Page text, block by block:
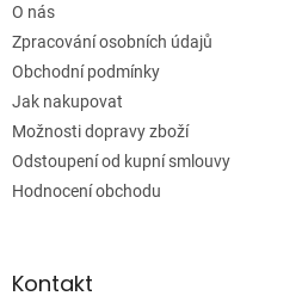
O nás
Zpracování osobních údajů
Obchodní podmínky
Jak nakupovat
Možnosti dopravy zboží
Odstoupení od kupní smlouvy
Hodnocení obchodu
Kontakt